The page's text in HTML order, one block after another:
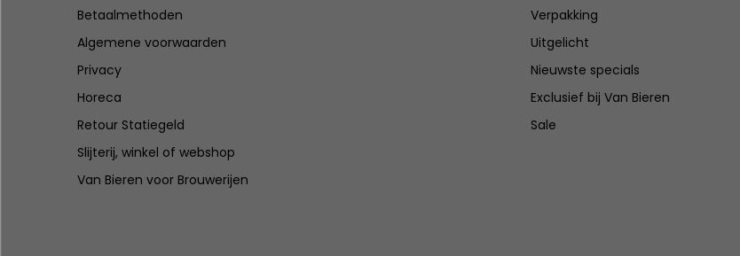
Betaalmethoden
Algemene voorwaarden
Privacy
Horeca
Retour Statiegeld
Slijterij, winkel of webshop
Van Bieren voor Brouwerijen
Verpakking
Uitgelicht
Nieuwste specials
Exclusief bij Van Bieren
Sale